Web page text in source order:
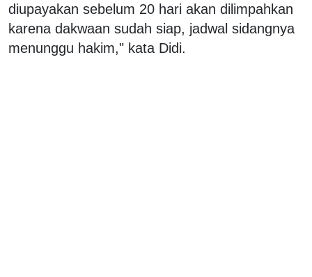
diupayakan sebelum 20 hari akan dilimpahkan
karena dakwaan sudah siap, jadwal sidangnya
menunggu hakim," kata Didi.